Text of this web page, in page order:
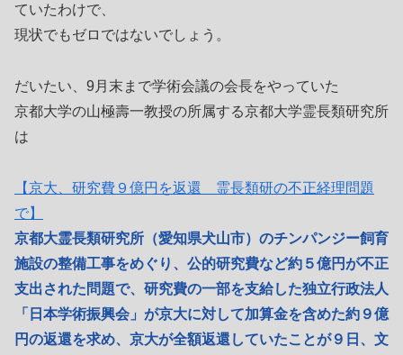
ていたわけで、
現状でもゼロではないでしょう。
だいたい、9月末まで学術会議の会長をやっていた
京都大学の山極壽一教授の所属する京都大学霊長類研究所
は
【京大、研究費９億円を返還 霊長類研の不正経理問題
で】
京都大霊長類研究所（愛知県犬山市）のチンパンジー飼育
施設の整備工事をめぐり、公的研究費など約５億円が不正
支出された問題で、研究費の一部を支給した独立行政法人
「日本学術振興会」が京大に対して加算金を含めた約９億
円の返還を求め、京大が全額返還していたことが９日、文